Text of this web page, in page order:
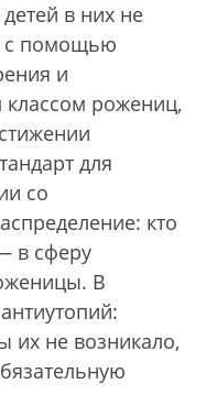
в них не
с помощью
и
рожениц,
для
со
кто
в сферу
В
их не возникало,